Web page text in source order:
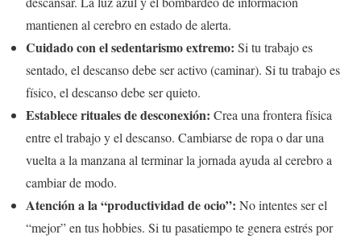
mantienen al cerebro en estado de alerta.
Cuidado con el sedentarismo extremo: Si tu trabajo es
sentado, el descanso debe ser activo (caminar). Si tu trabajo es
físico, el descanso debe ser quieto.
Establece rituales de desconexión: Crea una frontera física
entre el trabajo y el descanso. Cambiarse de ropa o dar una
vuelta a la manzana al terminar la jornada ayuda al cerebro a
cambiar de modo.
Atención a la “productividad de ocio”: No intentes ser el
“mejor” en tus hobbies. Si tu pasatiempo te genera estrés por